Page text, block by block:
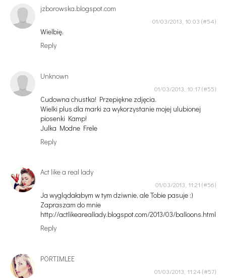
jzborowska.blogspot.com
01/03/2013, 10:03
Wielbię.
Reply
Unknown
01/03/2013, 10:17
Cudowna chustka! Przepiękne zdjęcia.
Wielki plus dla marki za wykorzystanie mojej ulubionej
piosenki Kamp!
Julka Modne Frele
Reply
Act like a real lady
01/03/2013, 11:21
Ja wyglądałabym w tym dziwnie, ale Tobie pasuje :)
Zapraszam do mnie
http://actlikeareallady.blogspot.com/2013/03/balloons.html
Reply
PORTIMLEE
01/03/2013, 11:24